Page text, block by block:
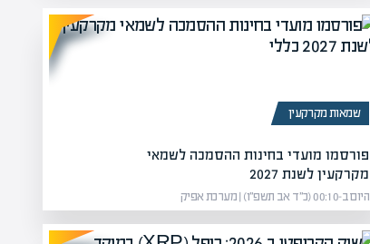
שמאות מקרקעין
פורסמו מועדי בחינות ההסמכה לשמאי
מקרקעין לשנת 2027
היום ב-00:10 (כ״ד אב תשפ״ו) | מערכת אפיק